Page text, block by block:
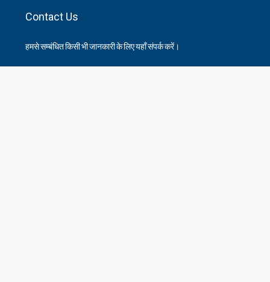
Contact Us
हमसे सम्बंधित किसी भी जानकारी के लिए यहाँ संपर्क करें।